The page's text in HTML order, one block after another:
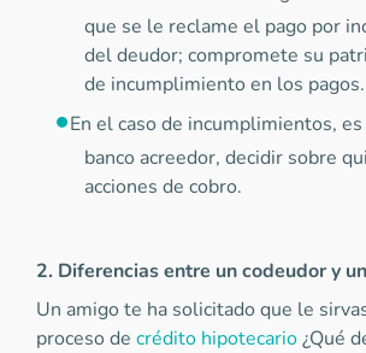
que se le reclame el pago por
del deudor; compromete su
de incumplimiento en los pagos.
En el caso de incumplimientos,
banco acreedor, decidir sobre
acciones de cobro.
2. Diferencias entre un codeudor y
Un amigo te ha solicitado que le
proceso de crédito hipotecario¿Qué